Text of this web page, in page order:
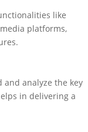
like
platforms,
and analyze the key
in delivering a